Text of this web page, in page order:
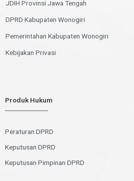
JDIH Provinsi Jawa Tengah
DPRD Kabupaten Wonogiri
Pemerintahan Kabupaten Wonogiri
Kebijakan Privasi
Produk Hukum
Peraturan DPRD
Keputusan DPRD
Keputusan Pimpinan DPRD